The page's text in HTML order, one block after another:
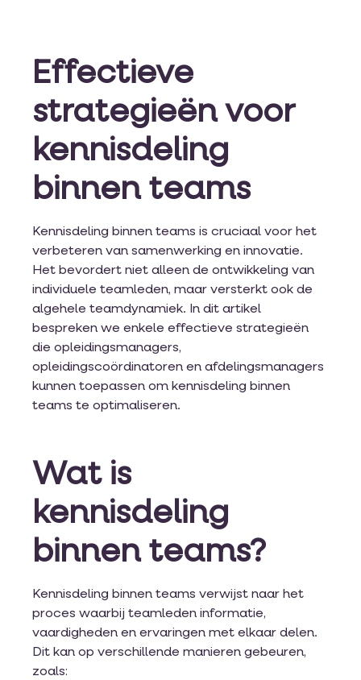
Effectieve
strategieën voor
kennisdeling
binnen teams
Kennisdeling binnen teams is cruciaal voor het
verbeteren van samenwerking en innovatie.
Het bevordert niet alleen de ontwikkeling van
individuele teamleden, maar versterkt ook de
algehele teamdynamiek. In dit artikel
bespreken we enkele effectieve strategieën
die opleidingsmanagers,
opleidingscoördinatoren en afdelingsmanagers
kunnen toepassen om kennisdeling binnen
teams te optimaliseren.
Wat is
kennisdeling
binnen teams?
Kennisdeling binnen teams verwijst naar het
proces waarbij teamleden informatie,
vaardigheden en ervaringen met elkaar delen.
Dit kan op verschillende manieren gebeuren,
zoals: